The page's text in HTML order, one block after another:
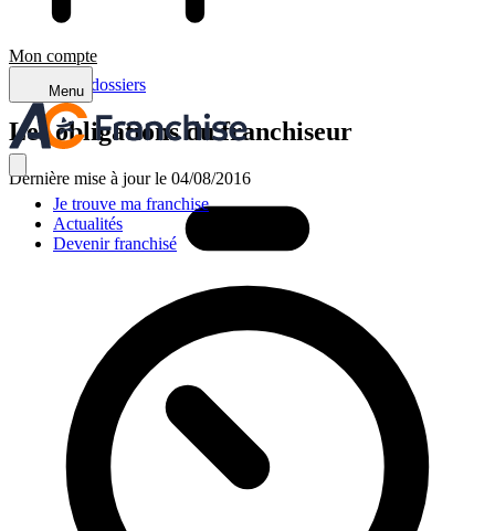
Mon compte
Menu
Je trouve ma franchise
Actualités
Devenir franchisé
Retour aux dossiers
Les obligations du franchiseur
Dernière mise à jour le 04/08/2016